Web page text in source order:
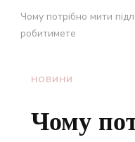
Чому потрібно мити
робитимете
НОВИНИ
Чому